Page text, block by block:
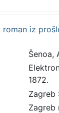
iz
Šenoa,
1872.
Zagreb
Zagreb